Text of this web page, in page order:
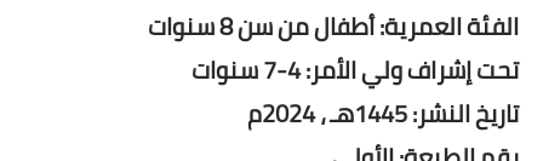
الفئة العمرية: أطفال من سن 8 سنوات
تحت إشراف ولي الأمر: 4-7 سنوات
تاريخ النشر: 1445هـ ، 2024م